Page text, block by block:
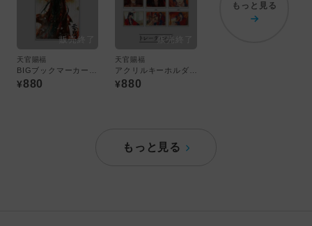
天官賜福
¥880
天官賜福
¥880
もっと見る
もっと見る